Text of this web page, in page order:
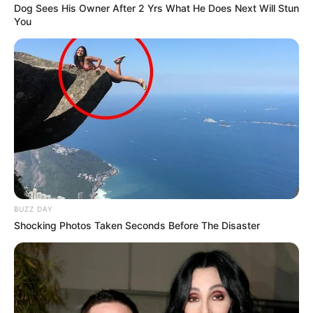
Ausflugsziele, Sehenswürdigkeiten, Freizeitziele
und Museen in und im Umkreis von Bad
Wörishofen:
Umkreissuche Tourismus Bad Wörishofen
Museen in und um Bad Wörishofen
Kinderausflugsziele für Bad Wörishofen
Kindergeburtstag feiern
Schlösser und Burgen in und um Bad Wörishofen
Tagesausflugsziele für Bad Wörishofen
Wandern
Ausflug mit der Bahn
Kinoprogramm
Dog Sees His Owner After 2 Yrs What He Does Next Will Stun
You
BUZZ DAY
Shocking Photos Taken Seconds Before The Disaster